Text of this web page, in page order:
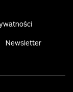
Newsletter